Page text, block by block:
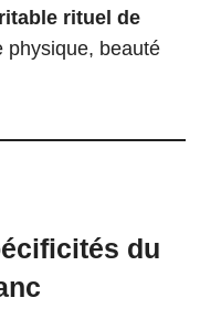
rituel de
physique, beauté
du